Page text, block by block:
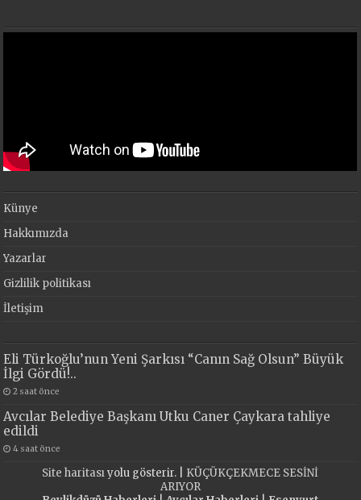
Künye
Hakkımızda
Yazarlar
Gizlilik politikası
İletişim
Eli Türkoğlu’nun Yeni Şarkısı “Canın Sağ Olsun” Büyük
İlgi Gördü!..
2 saat önce
Avcılar Belediye Başkanı Utku Caner Çaykara tahliye
edildi
4 saat önce
Site haritasıyolu gösterir. | KÜÇÜKÇEKMECE SESİNİ
ARIYOR